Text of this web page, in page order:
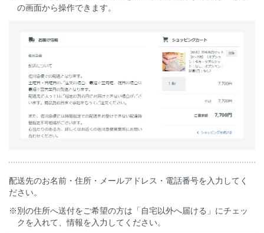
の画面から操作できます。
配送先のお名前・住所・メールアドレス・電話番号を入力してく
ださい。
※別の住所へ送付をご希望の方は「自宅以外へ届ける」にチェッ
クを入れて、情報を入力してください。